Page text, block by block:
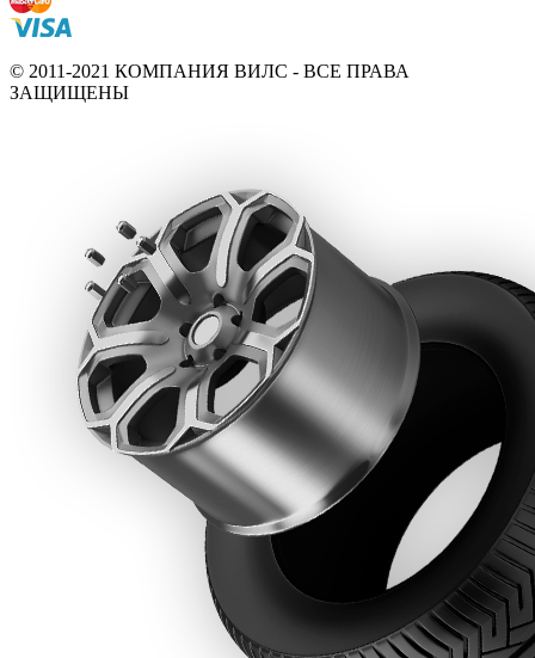
© 2011-2021 КОМПАНИЯ ВИЛС - ВСЕ ПРАВА
ЗАЩИЩЕНЫ